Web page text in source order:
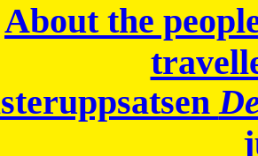
About the